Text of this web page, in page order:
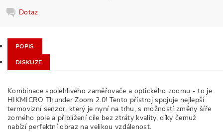
Dotaz
POPIS
DISKUZE
Kombinace spolehlivého zaměřovače a optického zoomu - to je
HIKMICRO Thunder Zoom 2.0! Tento přístroj spojuje nejlepší
termovizní senzor, který je nyní na trhu, s možností změny šíře
zorného pole a přiblížení cíle bez ztráty kvality, díky čemuž
nabízí perfektní obraz na velikou vzdálenost.